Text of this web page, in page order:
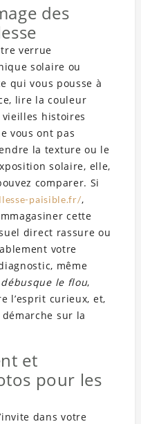
des
verrue
solaire ou
qui vous pousse à
lire la couleur
histoires
vous ont pas
la texture ou le
solaire, elle,
comparer. Si
paisible.fr/,
cette
direct rassure ou
votre
même
débusque le flou,
l’esprit curieux, et,
sur la
et
pour les
dans votre